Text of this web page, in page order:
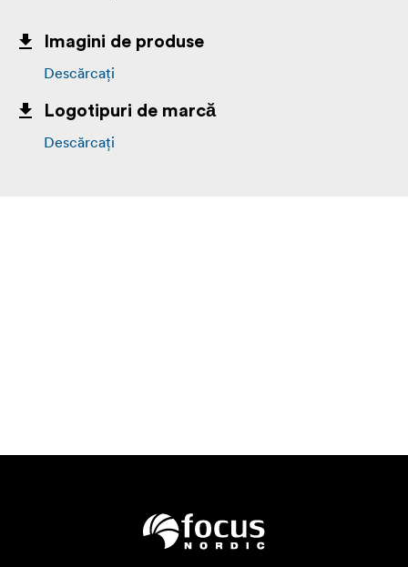
Imagini de produse
Descărcați
Logotipuri de marcă
Descărcați